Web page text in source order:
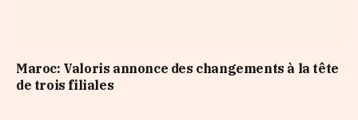
Maroc: Valoris annonce des changements à la tête
de trois filiales